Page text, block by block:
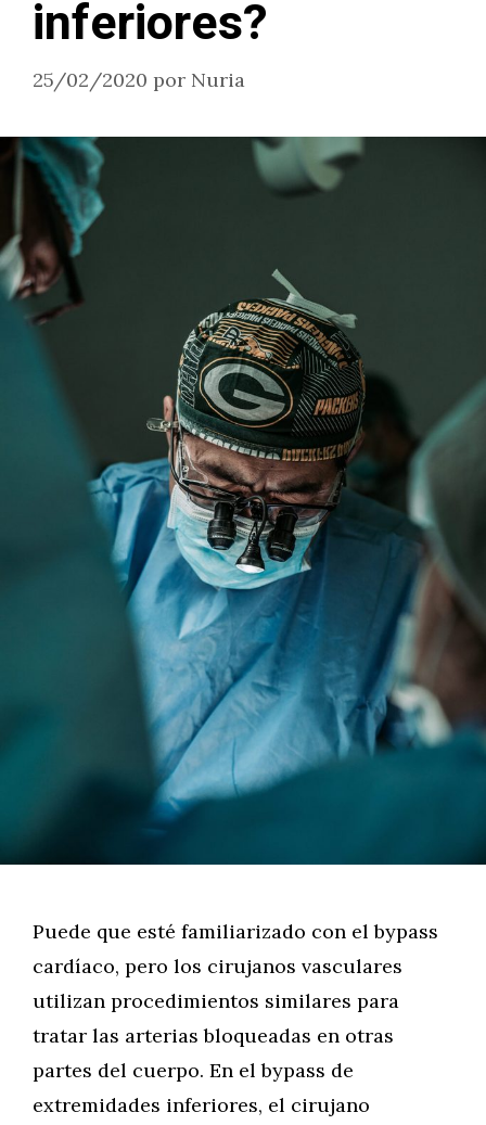
inferiores?
25/02/2020 por Nuria
Puede que esté familiarizado con el bypass
cardíaco, pero los cirujanos vasculares
utilizan procedimientos similares para
tratar las arterias bloqueadas en otras
partes del cuerpo. En el bypass de
extremidades inferiores, el cirujano